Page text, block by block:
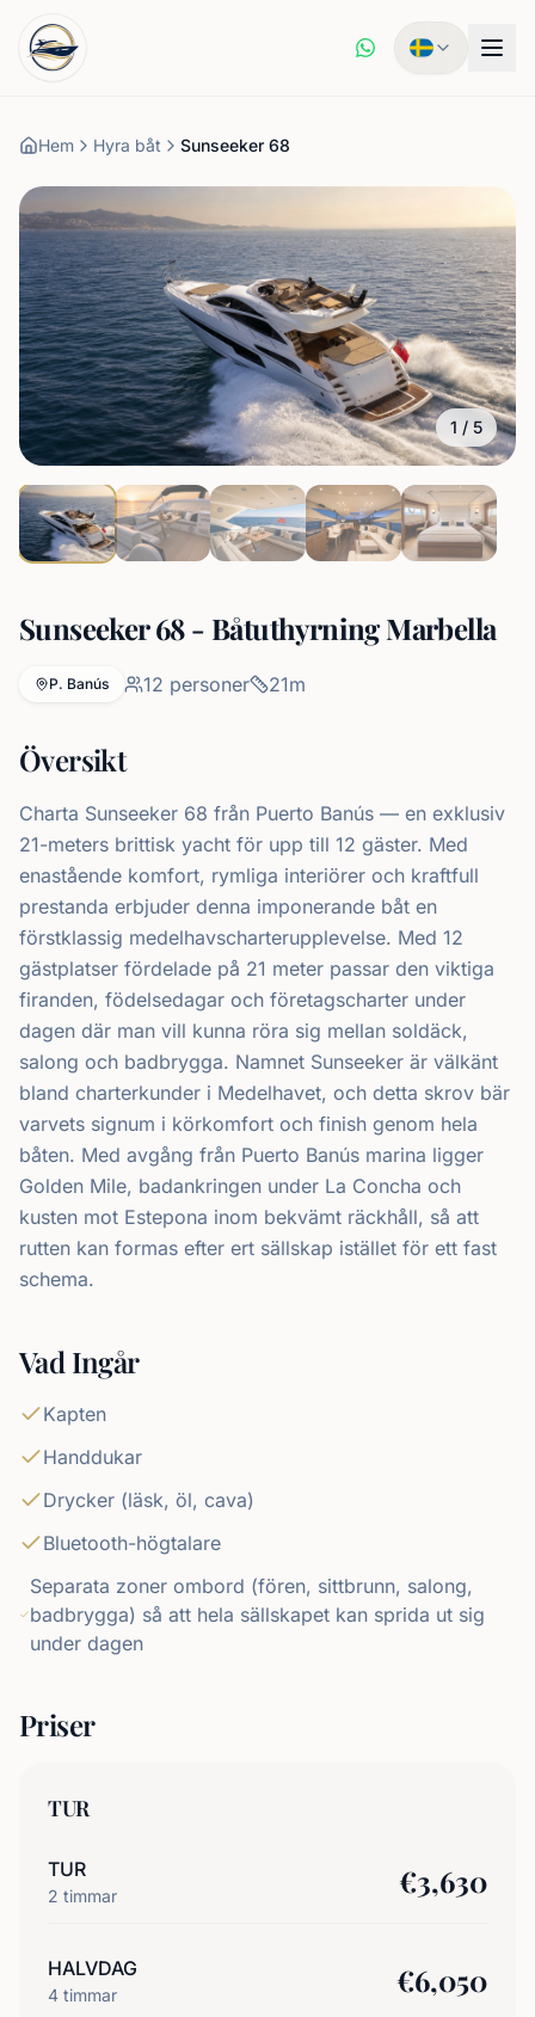
Hem Hyra båt Sunseeker 68
1 / 5
Sunseeker 68 - Båtuthyrning Marbella
P. Banús 12 personer 21m
Översikt
Charta Sunseeker 68 från Puerto Banús — en exklusiv
21-meters brittisk yacht för upp till 12 gäster. Med
enastående komfort, rymliga interiörer och kraftfull
prestanda erbjuder denna imponerande båt en
förstklassig medelhavscharterupplevelse. Med 12
gästplatser fördelade på 21 meter passar den viktiga
firanden, födelsedagar och företagscharter under
dagen där man vill kunna röra sig mellan soldäck,
salong och badbrygga. Namnet Sunseeker är välkänt
bland charterkunder i Medelhavet, och detta skrov bär
varvets signum i körkomfort och finish genom hela
båten. Med avgång från Puerto Banús marina ligger
Golden Mile, badankringen under La Concha och
kusten mot Estepona inom bekvämt räckhåll, så att
rutten kan formas efter ert sällskap istället för ett fast
schema.
Vad Ingår
Kapten
Handdukar
Drycker (läsk, öl, cava)
Bluetooth-högtalare
Separata zoner ombord (fören, sittbrunn, salong,
badbrygga) så att hela sällskapet kan sprida ut sig
under dagen
Priser
TUR
TUR
2 timmar €3,630
HALVDAG
4 timmar €6,050